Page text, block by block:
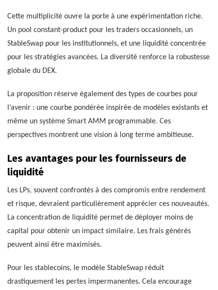
Cette multiplicité ouvre la porte à une expérimentation riche.
Un pool constant-product pour les traders occasionnels, un
StableSwap pour les institutionnels, et une liquidité concentrée
pour les stratégies avancées. La diversité renforce la robustesse
globale du DEX.
La proposition réserve également des types de courbes pour
l’avenir : une courbe pondérée inspirée de modèles existants et
même un système Smart AMM programmable. Ces
perspectives montrent une vision à long terme ambitieuse.
Les avantages pour les fournisseurs de
liquidité
Les LPs, souvent confrontés à des compromis entre rendement
et risque, devraient particulièrement apprécier ces nouveautés.
La concentration de liquidité permet de déployer moins de
capital pour obtenir un impact similaire. Les frais générés
peuvent ainsi être maximisés.
Pour les stablecoins, le modèle StableSwap réduit
drastiquement les pertes impermanentes. Cela encourage